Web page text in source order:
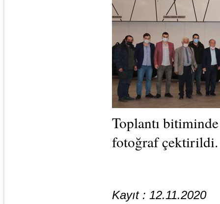
Toplantı
fotoğraf çektirildi.
Kayıt : 12.11.2020